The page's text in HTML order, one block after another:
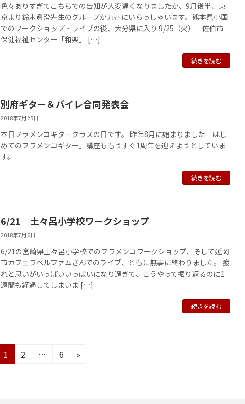
色々ありすぎてこちらでの告知が大変遅くなりましたが、9月後半、東
京より鈴木眞澄先生のグループが九州にいらっしゃいます。熊本県小国
でのワークショップ・ライブの後、大分県に入り 9/25（火） 佐伯市
保健福祉センター「和楽」 […]
続きを読む
別府ギター＆バイレ合同発表会
2018年7月25日
本日フラメンコギタークラスの日です。 昨年8月に始まりました「はじ
めてのフラメンコギター」講座ももうすぐ1周年を迎えようとしていま
す。
続きを読む
6/21 土々呂小学校ワークショップ
2018年7月6日
6/21の宮崎県土々呂小学校でのフラメンコワークショップ、そして延岡
市カフェラベルファムさんでのライブ、ともに無事に終わりました。 疲
れと思いがいっぱいいっぱいになり過ぎて、こうやって振り返るのに1
週間も経過してしまいま […]
続きを読む
固
定
1
固
2 …
固
6 »